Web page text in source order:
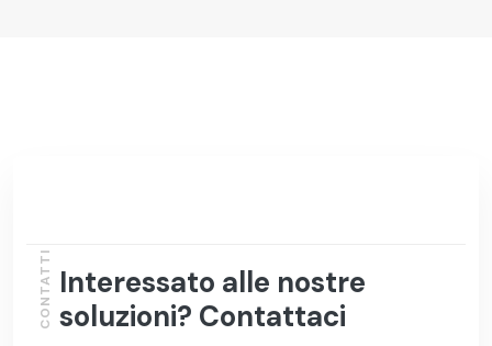
Interessato alle nostre
soluzioni? Contattaci
CONTATTI